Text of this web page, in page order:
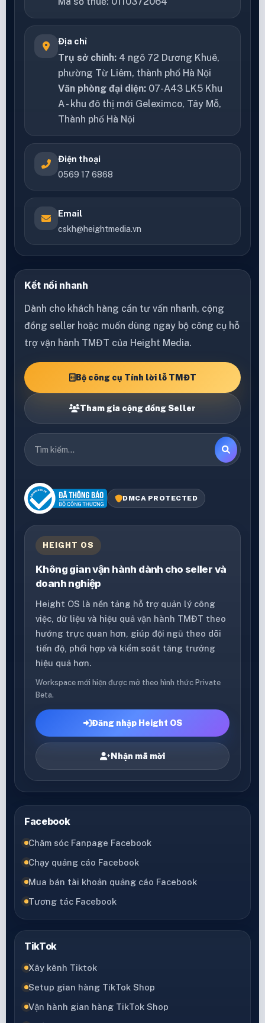
Địa chỉ
Trụ sở chính: 4 ngõ 72 Dương Khuê,
phường Từ Liêm, thành phố Hà Nội
Văn phòng đại diện: 07-A43 LK5 Khu
A - khu đô thị mới Geleximco, Tây Mỗ,
Thành phố Hà Nội
Điện thoại
0569 17 6868
Email
cskh@heightmedia.vn
Kết nối nhanh
Dành cho khách hàng cần tư vấn nhanh, cộng
đồng seller hoặc muốn dùng ngay bộ công cụ hỗ
trợ vận hành TMĐT của Height Media.
Bộ công cụ Tính lời lỗ TMĐT
Tham gia cộng đồng Seller
DMCA PROTECTED
HEIGHT OS
Không gian vận hành dành cho seller và
doanh nghiệp
Height OS là nền tảng hỗ trợ quản lý công
việc, dữ liệu và hiệu quả vận hành TMĐT theo
hướng trực quan hơn, giúp đội ngũ theo dõi
tiến độ, phối hợp và kiểm soát tăng trưởng
hiệu quả hơn.
Workspace mới hiện được mở theo hình thức Private
Beta.
Đăng nhập Height OS
Nhận mã mời
Facebook
Chăm sóc Fanpage Facebook
Chạy quảng cáo Facebook
Mua bán tài khoản quảng cáo Facebook
Tương tác Facebook
TikTok
Xây kênh Tiktok
Setup gian hàng TikTok Shop
Vận hành gian hàng TikTok Shop